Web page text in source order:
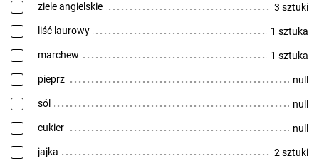
ziele angielskie 3 sztuki
liść laurowy 1 sztuka
marchew 1 sztuka
pieprz null
sól null
cukier null
jajka 2 sztuki